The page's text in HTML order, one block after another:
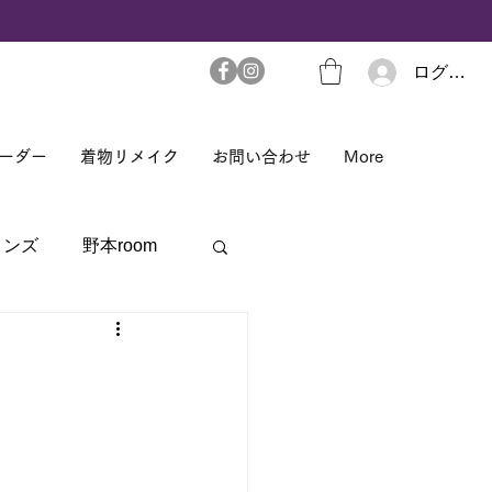
ログイン
ダー 着物リメイク お問い合わせ More
ンズ 野本room